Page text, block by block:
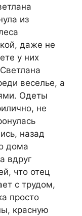
из
даже не
у них
веселье, а
Одеты
не
назад
дома
вдруг
что отец
с трудом,
просто
красную